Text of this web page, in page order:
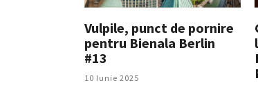
Vulpile, punct de pornire
pentru Bienala Berlin
#13
10 Iunie 2025